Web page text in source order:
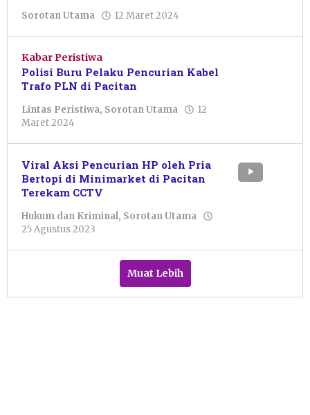
Sorotan Utama 12 Maret 2024
Shalahuddin
Kabar Peristiwa
Polisi Buru Pelaku Pencurian Kabel
Trafo PLN di Pacitan
Lintas Peristiwa, Sorotan Utama
12
Maret 2024
Tondo
Viral Aksi Pencurian HP oleh Pria
Bertopi di Minimarket di Pacitan
Terekam CCTV
Hukum dan Kriminal, Sorotan Utama
25 Agustus 2023
Muat Lebih